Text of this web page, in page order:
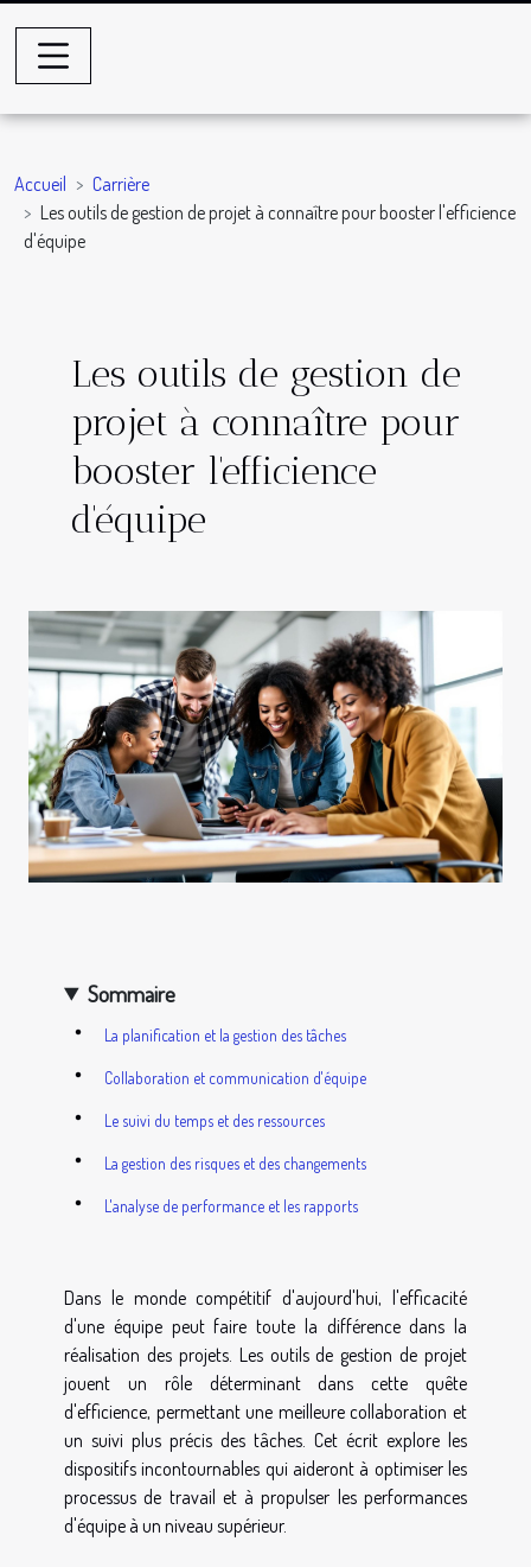
Accueil
Carrière
Les outils de gestion de projet à connaître pour booster l'efficience
d'équipe
Les outils de gestion de
projet à connaître pour
booster l'efficience
d'équipe
Sommaire
La planification et la gestion des tâches
Collaboration et communication d'équipe
Le suivi du temps et des ressources
La gestion des risques et des changements
L'analyse de performance et les rapports
Dans le monde compétitif d'aujourd'hui, l'efficacité
d'une équipe peut faire toute la différence dans la
réalisation des projets. Les outils de gestion de projet
jouent un rôle déterminant dans cette quête
d'efficience, permettant une meilleure collaboration et
un suivi plus précis des tâches. Cet écrit explore les
dispositifs incontournables qui aideront à optimiser les
processus de travail et à propulser les performances
d'équipe à un niveau supérieur.